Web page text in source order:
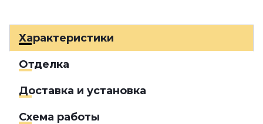
Характеристики
Отделка
Доставка и установка
Схема работы